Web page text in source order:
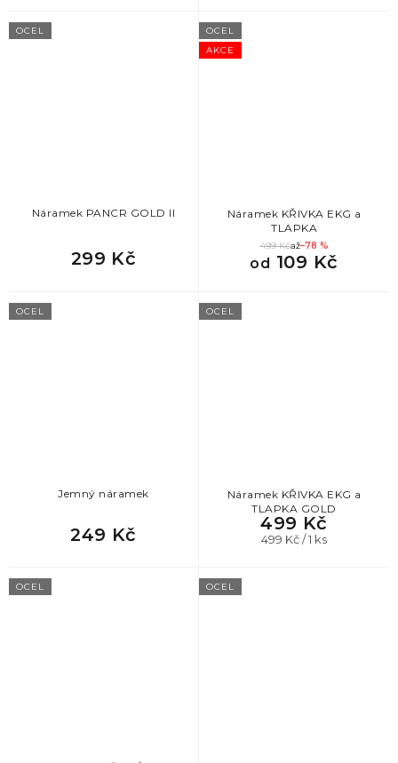
OCEL
Náramek PANCR GOLD II
299 Kč
AKCE
OCEL
Náramek KŘIVKA EKG a
TLAPKA
499 Kčaž–78 %
od 109 Kč
OCEL
Jemný náramek
249 Kč
OCEL
Náramek KŘIVKA EKG a
TLAPKA GOLD
499 Kč
Měrná
499 Kč / 1 ks
OCEL OCEL